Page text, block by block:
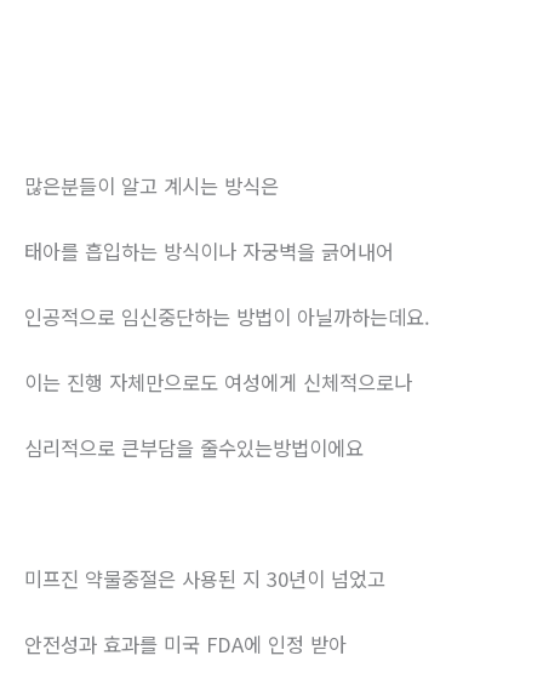
많은분들이 알고 계시는 방식은
태아를 흡입하는 방식이나 자궁벽을 긁어내어
인공적으로 임신중단하는 방법이 아닐까하는데요.
이는 진행 자체만으로도 여성에게 신체적으로나
심리적으로 큰부담을 줄수있는방법이에요
미프진 약물중절은 사용된 지 30년이 넘었고
안전성과 효과를 미국 FDA에 인정 받아